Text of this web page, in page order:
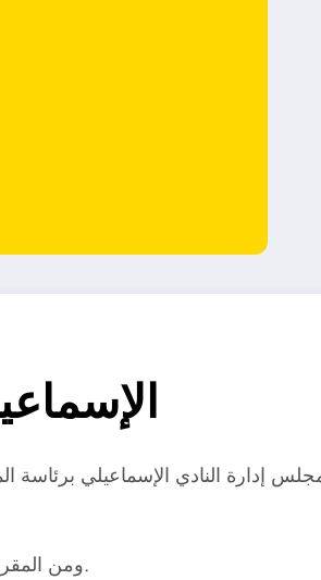
ومن المقرر أن يتم إستقبال اللاعبات بالنادي الإسماعيلي، وتحديدًا من بوابة مدرسة الموهوبين الكائنة بشارع البحري بوسط المدينة.